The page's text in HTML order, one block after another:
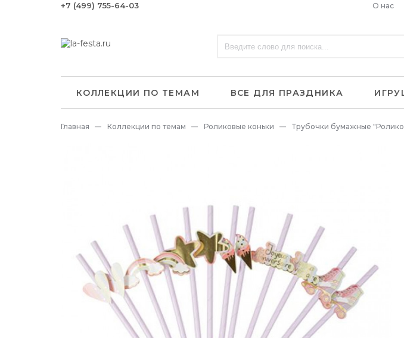
+7 (499) 755-64-03 О нас
КОЛЛЕКЦИИ ПО ТЕМАМ ВСЕ ДЛЯ ПРАЗДНИКА
Главная Коллекции по темам Роликовые коньки Трубочки бумажные